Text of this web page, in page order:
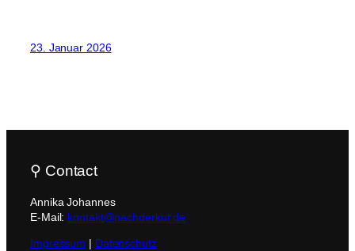
23. Januar 2026
⚲ Contact
Annika Johannes
E-Mail: kontakt@nachderkur.de
Impressum | Datenschutz